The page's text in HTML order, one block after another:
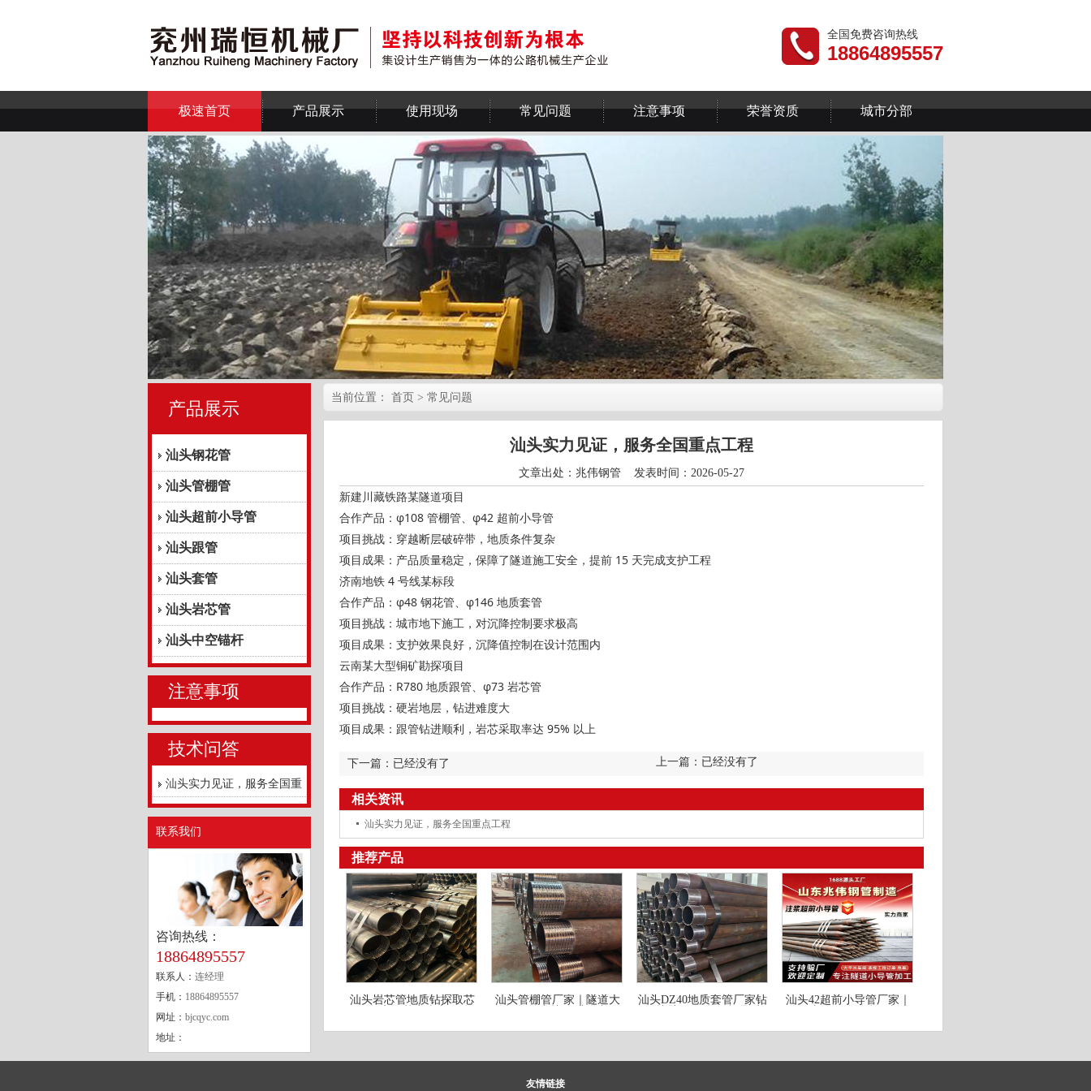
全国免费咨询热线
18864895557
极速首页 产品展示 使用现场 常见问题 注意事项 荣誉资质 城市分部
产品展示
汕头钢花管
汕头管棚管
汕头超前小导管
汕头跟管
汕头套管
汕头岩芯管
汕头中空锚杆
注意事项
技术问答
汕头实力见证，服务全国重
点工程
联系我们
咨询热线：
18864895557
联系人： 连经理
手机： 18864895557
网址： bjcqyc.com
地址：
当前位置： 首页 > 常见问题
汕头实力见证，服务全国重点工程
文章出处：兆伟钢管 发表时间：2026-05-27
新建川藏铁路某隧道项目
合作产品：φ108 管棚管、φ42 超前小导管
项目挑战：穿越断层破碎带，地质条件复杂
项目成果：产品质量稳定，保障了隧道施工安全，提前 15 天完成支护工程
济南地铁 4 号线某标段
合作产品：φ48 钢花管、φ146 地质套管
项目挑战：城市地下施工，对沉降控制要求极高
项目成果：支护效果良好，沉降值控制在设计范围内
云南某大型铜矿勘探项目
合作产品：R780 地质跟管、φ73 岩芯管
项目挑战：硬岩地层，钻进难度大
项目成果：跟管钻进顺利，岩芯采取率达 95% 以上
上一篇：已经没有了
下一篇：已经没有了
相关资讯
汕头实力见证，服务全国重点工程
推荐产品
汕头岩芯管地质钻探取芯
汕头管棚管厂家｜隧道大
汕头DZ40地质套管厂家钻
汕头42超前小导管厂家｜
友情链接